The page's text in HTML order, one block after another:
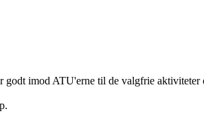
imod ATU'erne til de valgfrie